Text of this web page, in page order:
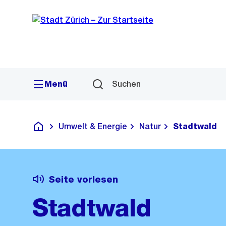
Navigation
Sprunglink
Menü Suchen
Deutsch
Umwelt & Energie Natur Stadtwald
Seite vorlesen
Stadtwald